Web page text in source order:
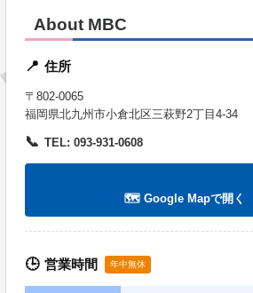
About MBC
📍 住所
〒802-0065
福岡県北九州市小倉北区三萩野2丁目4-34
📞 TEL: 093-931-0608
🗺️ Google Mapで開く
🕒 営業時間 年中無休